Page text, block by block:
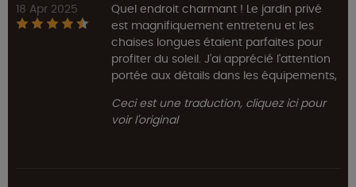
18 Apr 2025
Quel endroit charmant ! Le jardin privé
est magnifiquement entretenu et les
chaises longues étaient parfaites pour
profiter du soleil. J'ai apprécié l'attention
portée aux détails dans les équipements,
Ceci est une traduction, cliquez ici pour
voir l'original